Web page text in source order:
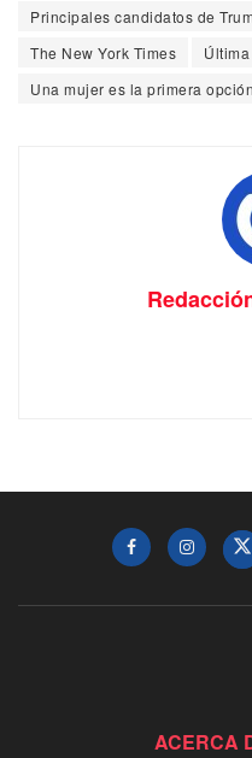
Principales candidatos de
The New York Times
Una mujer es la primera opción
ACERCA